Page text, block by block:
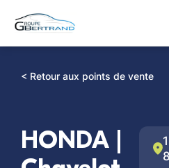
< Retour aux points de vente
HONDA |